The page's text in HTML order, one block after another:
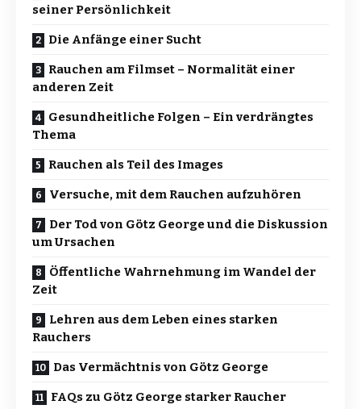
seiner Persönlichkeit
Die Anfänge einer Sucht
Rauchen am Filmset – Normalität einer
anderen Zeit
Gesundheitliche Folgen – Ein verdrängtes
Thema
Rauchen als Teil des Images
Versuche, mit dem Rauchen aufzuhören
Der Tod von Götz George und die Diskussion
um Ursachen
Öffentliche Wahrnehmung im Wandel der
Zeit
Lehren aus dem Leben eines starken
Rauchers
Das Vermächtnis von Götz George
FAQs zu Götz George starker Raucher